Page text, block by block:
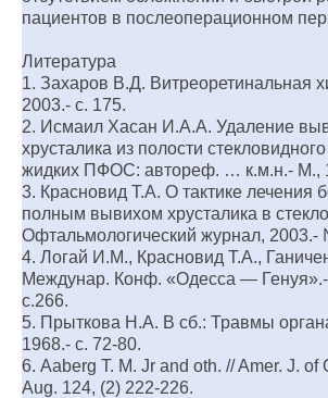
пациентов в послеоперационном
Литература
1. Захаров В.Д. Витреоретинальная
2003.- с. 175.
2. Исмаил Хасан И.А.А. Удаление
хрусталика из полости
жидких ПФОС: автореф. … к.м.н.- М.,
3. Красновид Т.А. О тактике лечения
полным вывихом хрусталика в
Офтальмологический журнал, 2003.-
4. Логай И.М., Красновид Т.А.,
Междунар. Конф. «Одесса —
с.266.
5. Прыткова Н.А. В сб.: Травмы
1968.- с. 72-80.
6. Aaberg T. M. Jr and oth. // Amer. J. of
Aug. 124, (2) 222-226.